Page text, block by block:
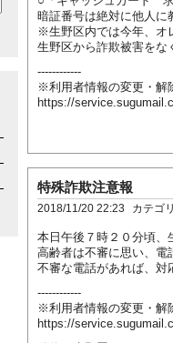
暗証番号は絶対に他人に
※生野区内では今年、オ
生野区から詐欺被害をな
------------
※利用者情報の変更・解
https://
特殊詐欺注意報
2018/11/20 22:23 カテゴ
本日午後７時２０分頃、
高齢者は不審に思い、電
不審な電話があれば、対
------------
※利用者情報の変更・解
https://